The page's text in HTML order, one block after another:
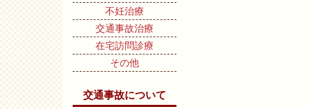
不妊治療
交通事故治療
在宅訪問診療
その他
交通事故について